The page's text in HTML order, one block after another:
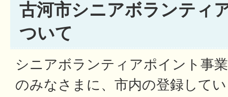
古河市シニアボランティ
ついて
シニアボランティアポイント事
のみなさまに、市内の登録して